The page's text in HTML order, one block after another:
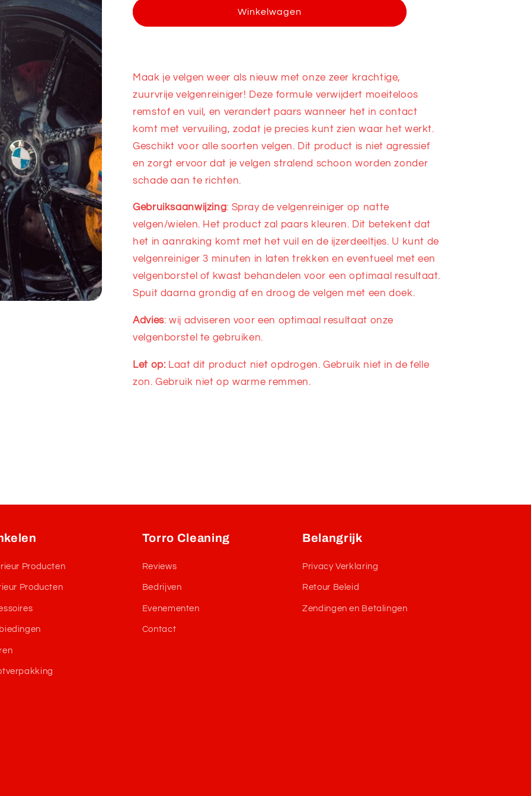
Pro
Velgenreiniger
Pro
Winkelwagen
Maak je velgen weer als nieuw met onze zeer krachtige,
zuurvrije velgenreiniger! Deze formule verwijdert moeiteloos
remstof en vuil, en verandert paars wanneer het in contact
komt met vervuiling, zodat je precies kunt zien waar het werkt.
Geschikt voor alle soorten velgen. Dit product is niet agressief
en zorgt ervoor dat je velgen stralend schoon worden zonder
schade aan te richten.
Gebruiksaanwijzing: Spray de velgenreiniger op natte
velgen/wielen. Het product zal paars kleuren. Dit betekent dat
het in aanraking komt met het vuil en de ijzerdeeltjes. U kunt de
velgenreiniger 3 minuten in laten trekken en eventueel met een
velgenborstel of kwast behandelen voor een optimaal resultaat.
Spuit daarna grondig af en droog de velgen met een doek.
Advies: wij adviseren voor een optimaal resultaat onze
velgenborstel te gebruiken.
Let op: Laat dit product niet opdrogen. Gebruik niet in de felle
zon. Gebruik niet op warme remmen.
Producten
Producten
Torro Cleaning
Reviews
Bedrijven
Evenementen
Contact
Belangrijk
Privacy Verklaring
Retour Beleid
Zendingen en Betalingen